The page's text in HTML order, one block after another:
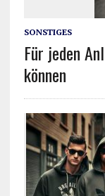
SONSTIGES
Für jeden
können